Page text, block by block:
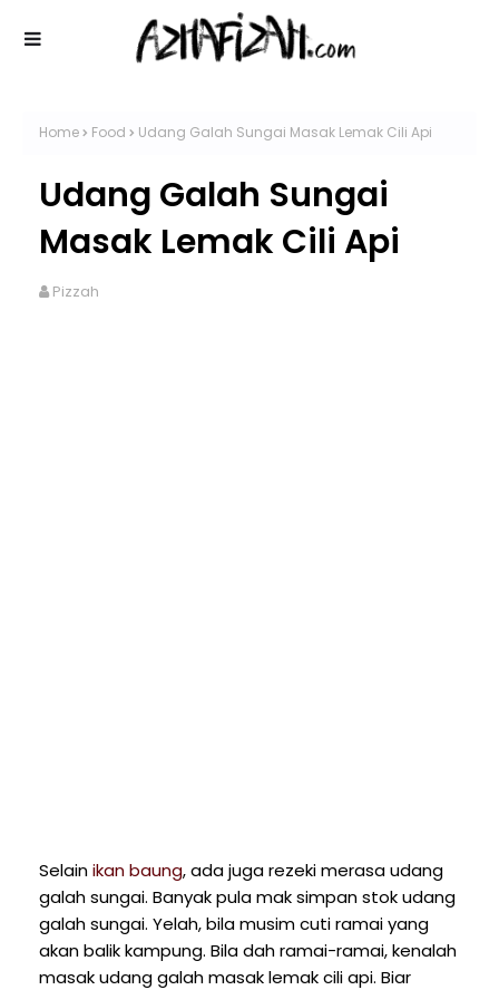
Home Food Udang Galah Sungai Masak Lemak Cili Api
Udang Galah Sungai
Masak Lemak Cili Api
Pizzah
Selainikan baung, ada juga rezeki merasa udang
galah sungai. Banyak pula mak simpan stok udang
galah sungai. Yelah, bila musim cuti ramai yang
akan balik kampung. Bila dah ramai-ramai, kenalah
masak udang galah masak lemak cili api. Biar